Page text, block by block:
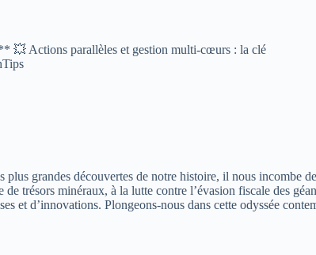
💥 Actions parallèles et gestion multi-cœurs : la clé
grandes découvertes de notre histoire, il nous incombe
trésors minéraux, à la lutte contre l’évasion fiscale des
et d’innovations. Plongeons-nous dans cette odyssée